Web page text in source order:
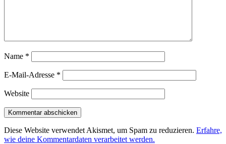
Name *
E-Mail-Adresse *
Website
Diese Website verwendet Akismet, um Spam zu reduzieren. Erfahre,
wie deine Kommentardaten verarbeitet werden.